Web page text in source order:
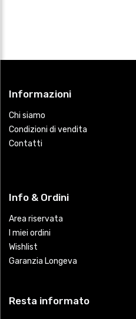
Informazioni
Chi siamo
Condizioni di vendita
Contatti
Info & Ordini
Area riservata
I miei ordini
Wishlist
Garanzia Longeva
Resta informato